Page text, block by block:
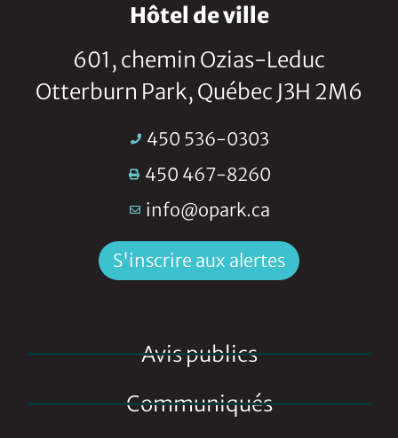
Hôtel de ville
601, chemin Ozias-Leduc
Otterburn Park, Québec J3H 2M6
450 536-0303
450 467-8260
info@opark.ca
S'inscrire aux alertes
Avis publics
Communiqués